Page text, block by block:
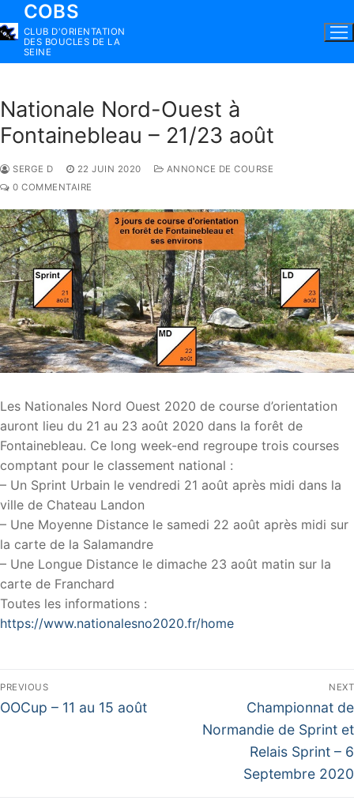
Aller
au
contenu
COBS
CLUB D'ORIENTATION
DES BOUCLES DE LA
SEINE
Nationale Nord-Ouest à
Fontainebleau – 21/23 août
SERGE D 22 JUIN 2020
ANNONCE DE COURSE
0 COMMENTAIRE
Les Nationales Nord Ouest 2020 de course d’orientation
auront lieu du 21 au 23 août 2020 dans la forêt de
Fontainebleau. Ce long week-end regroupe trois courses
comptant pour le classement national :
– Un Sprint Urbain le vendredi 21 août après midi dans la
ville de Chateau Landon
– Une Moyenne Distance le samedi 22 août après midi sur
la carte de la Salamandre
– Une Longue Distance le dimache 23 août matin sur la
carte de Franchard
Toutes les informations :
https://www.nationalesno2020.fr/home
Navigation
de
PREVIOUS
Previous
OOCup – 11 au 15 août
NEXT
Next
post:
Championnat de
Normandie de Sprint et
Relais Sprint – 6
Septembre 2020